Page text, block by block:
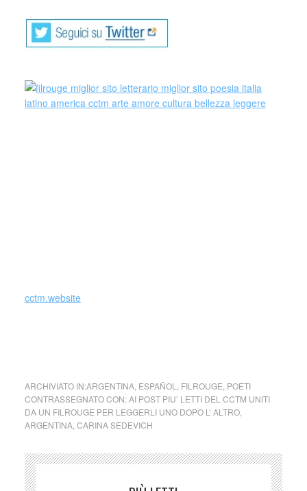
cctm.website
ARCHIVIATO IN:ARGENTINA, ESPAÑOL FILROUGE POETI
CONTRASSEGNATO CON:AI POST PIU’ LETTI DEL CCTM UNITI
DA UN FILROUGE PER LEGGERLI UNO DOPO L’ ALTRO,
ARGENTINA, CARINA SEDEVICH